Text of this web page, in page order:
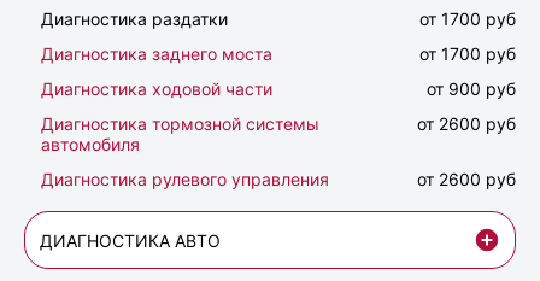
Диагностика раздатки
от 1700 руб
Диагностика заднего моста
от 1700 руб
Диагностика ходовой части
от 900 руб
Диагностика тормозной системы
автомобиля
от 2600 руб
Диагностика рулевого управления от 2600 руб
ДИАГНОСТИКА АВТО